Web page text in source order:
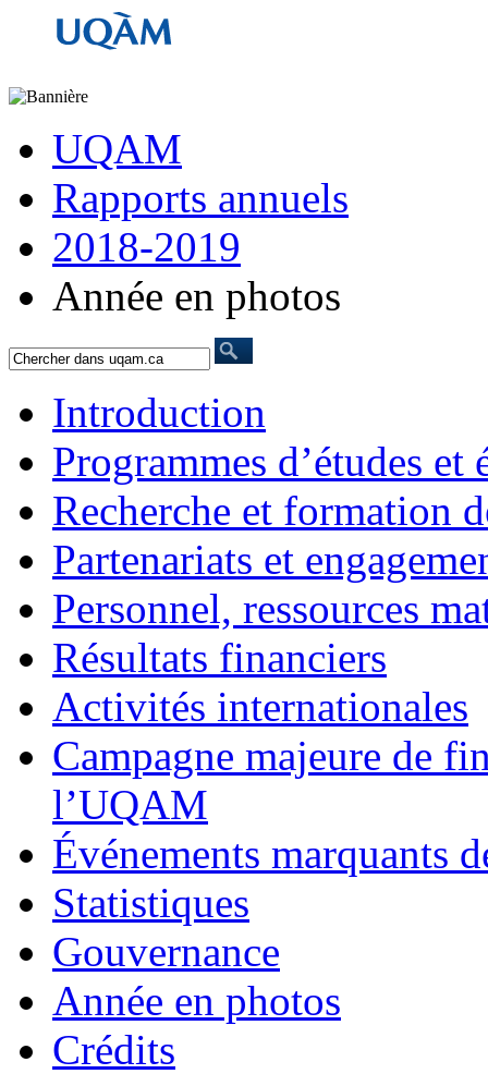
UQAM
Rapports annuels
2018-2019
Année en photos
Introduction
Programmes d’études et
Recherche et formation
Partenariats et
Personnel, ressources
Résultats financiers
Activités internationales
Campagne majeure de
l’UQAM
Événements marquants
Statistiques
Gouvernance
Année en photos
Crédits